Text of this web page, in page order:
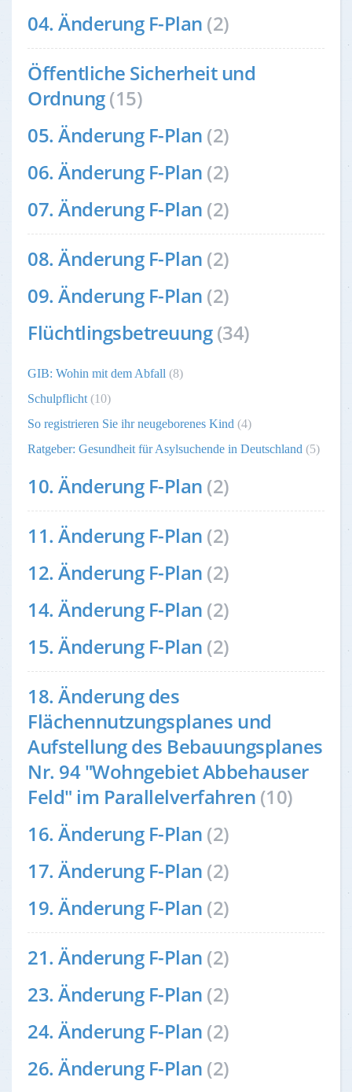
04. Änderung F-Plan (2)
Öffentliche Sicherheit und
Ordnung(15)
05. Änderung F-Plan (2)
06. Änderung F-Plan (2)
07. Änderung F-Plan (2)
08. Änderung F-Plan (2)
09. Änderung F-Plan (2)
Flüchtlingsbetreuung (34)
GIB: Wohin mit dem Abfall (8)
Schulpflicht (10)
So registrieren Sie ihr neugeborenes Kind (4)
Ratgeber: Gesundheit für Asylsuchende in Deutschland (5)
10. Änderung F-Plan (2)
11. Änderung F-Plan (2)
12. Änderung F-Plan (2)
14. Änderung F-Plan (2)
15. Änderung F-Plan (2)
18. Änderung des
Flächennutzungsplanes und
Aufstellung des Bebauungsplanes
Nr. 94 "Wohngebiet Abbehauser
Feld" im Parallelverfahren (10)
16. Änderung F-Plan (2)
17. Änderung F-Plan (2)
19. Änderung F-Plan (2)
21. Änderung F-Plan (2)
23. Änderung F-Plan (2)
24. Änderung F-Plan (2)
26. Änderung F-Plan (2)